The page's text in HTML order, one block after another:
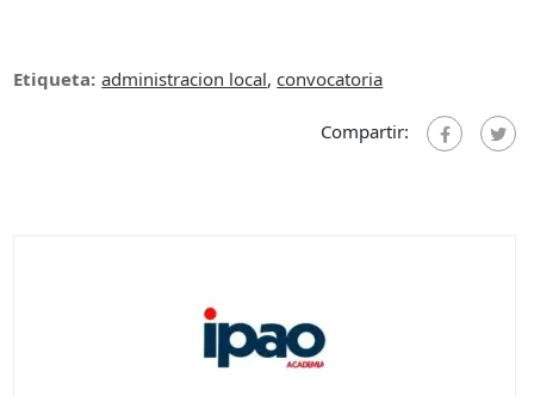
Etiqueta: administracion local,convocatoria
Compartir: